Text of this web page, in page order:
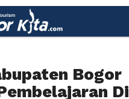
Bogor
Di